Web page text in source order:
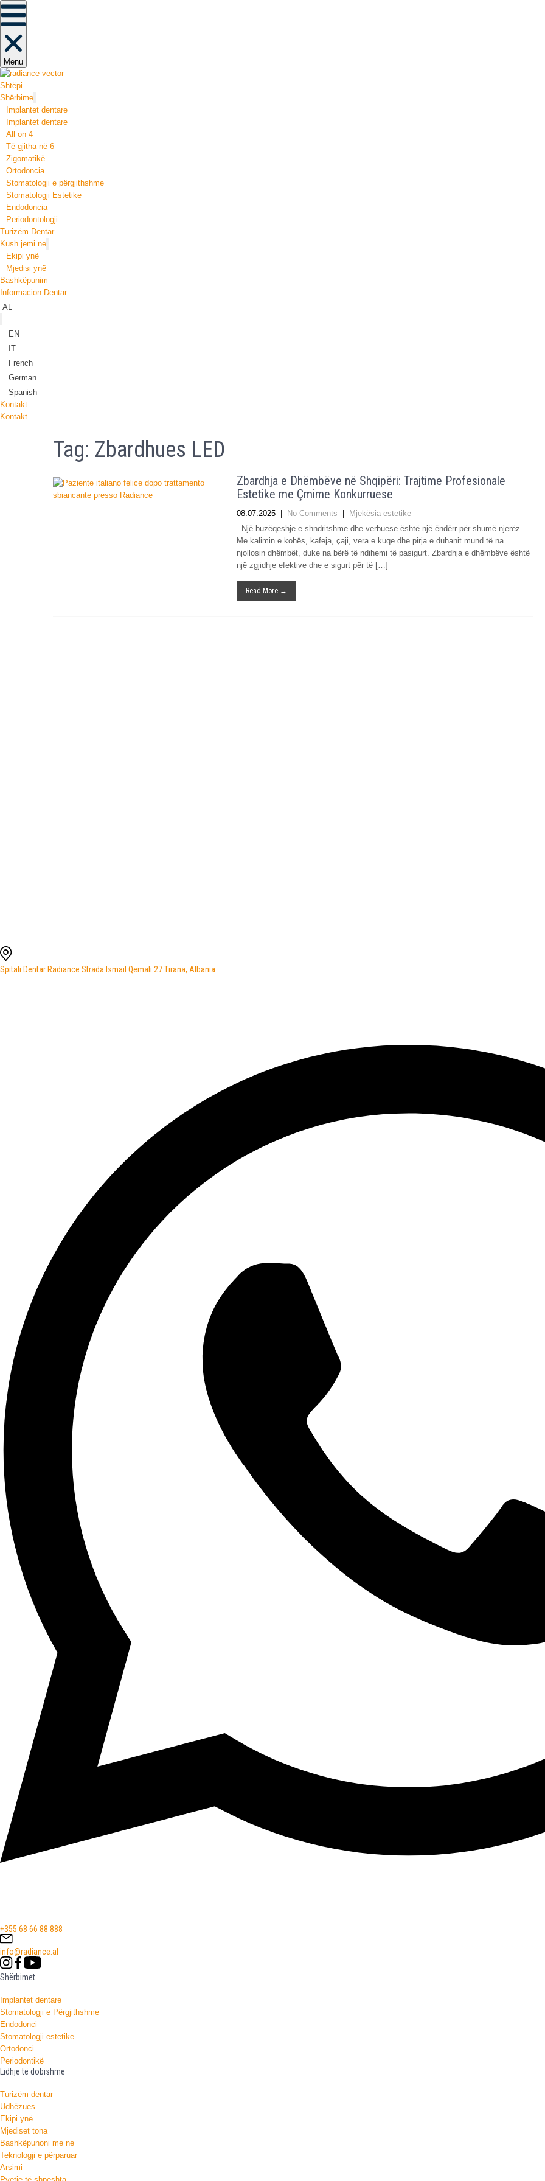
Menu
Shtëpi
Shërbime
Implantet dentare
Implantet dentare
All on 4
Të gjitha në 6
Zigomatikë
Ortodoncia
Stomatologji e përgjithshme
Stomatologji Estetike
Endodoncia
Periodontologji
Turizëm Dentar
Kush jemi ne
Ekipi ynë
Mjedisi ynë
Bashkëpunim
Informacion Dentar
AL
EN
IT
French
German
Spanish
Kontakt
Kontakt
Tag: Zbardhues LED
Zbardhja e Dhëmbëve në Shqipëri: Trajtime Profesionale
Estetike me Çmime Konkurruese
08.07.2025 | No Comments | Mjekësia estetike
Një buzëqeshje e shndritshme dhe verbuese është një ëndërr për shumë njerëz.
Me kalimin e kohës, kafeja, çaji, vera e kuqe dhe pirja e duhanit mund të na
njollosin dhëmbët, duke na bërë të ndihemi të pasigurt. Zbardhja e dhëmbëve është
një zgjidhje efektive dhe e sigurt për të […]
Read More →
Spitali Dentar Radiance Strada Ismail Qemali 27 Tirana, Albania
+355 68 66 88 888
info@radiance.al
Shërbimet
Implantet dentare
Stomatologji e Përgjithshme
Endodonci
Stomatologji estetike
Ortodonci
Periodontikë
Lidhje të dobishme
Turizëm dentar
Udhëzues
Ekipi ynë
Mjediset tona
Bashkëpunoni me ne
Teknologji e përparuar
Arsimi